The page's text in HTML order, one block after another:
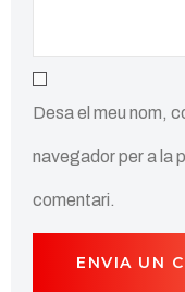
Desa el meu nom,
navegador per a la
comentari.